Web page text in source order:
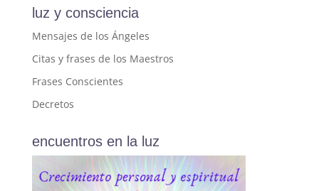
luz y consciencia
Mensajes de los Ángeles
Citas y frases de los Maestros
Frases Conscientes
Decretos
encuentros en la luz